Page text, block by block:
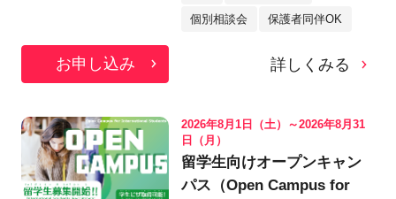
個別相談会 保護者同伴OK
お申し込み 詳しくみる
2026年8月1日（土）～2026年8月31
日（月）
留学生向けオープンキャン
パス（Open Campus for